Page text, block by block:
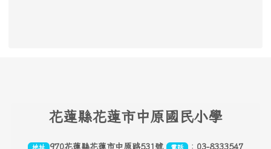
花蓮縣花蓮市中原國民小學
地址 970花蓮縣花蓮市中原路531號 電話 ： 03-8333547